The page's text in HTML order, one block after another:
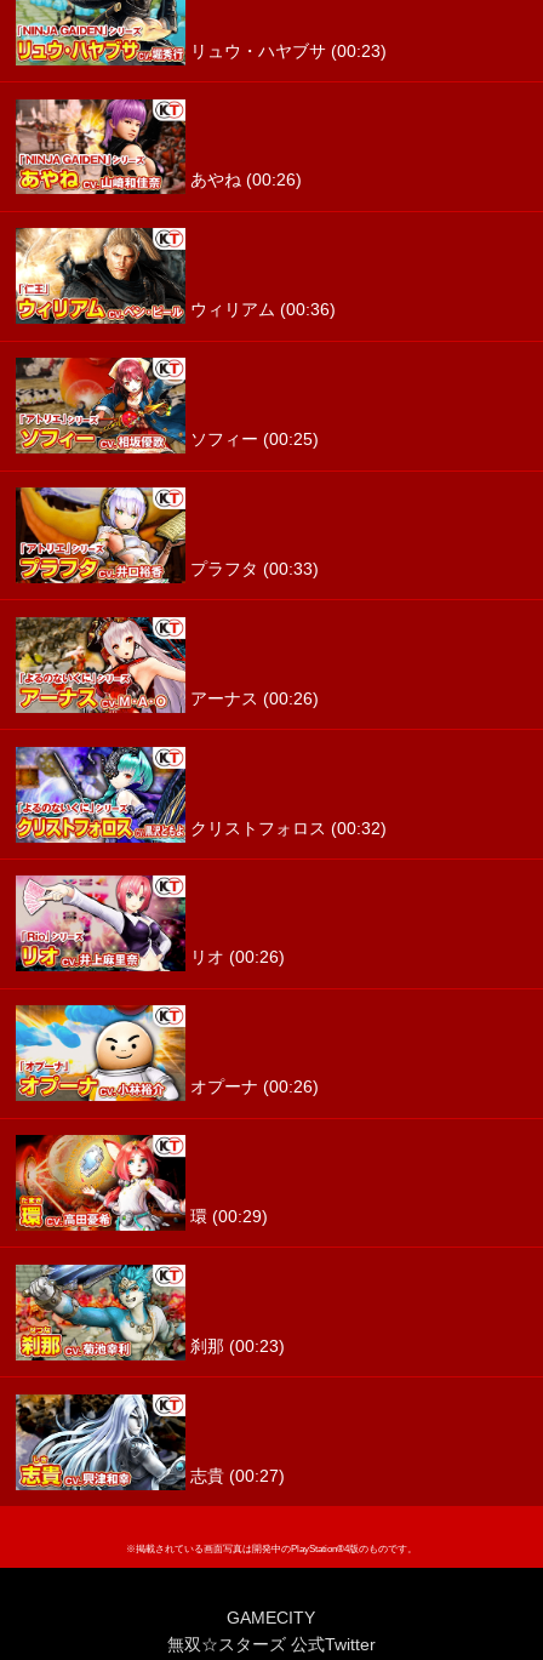
リュウ・ハヤブサ (00:23)
あやね (00:26)
ウィリアム (00:36)
ソフィー (00:25)
プラフタ (00:33)
アーナス (00:26)
クリストフォロス (00:32)
リオ (00:26)
オプーナ (00:26)
環 (00:29)
刹那 (00:23)
志貴 (00:27)
※掲載されている画面写真は開発中のPlayStation®4版のものです。
GAMECITY
無双☆スターズ 公式Twitter